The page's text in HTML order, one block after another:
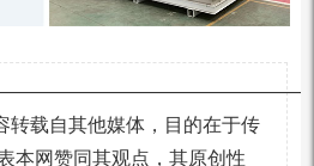
转载自其他媒体，目的在于传
本网赞同其观点，其原创性